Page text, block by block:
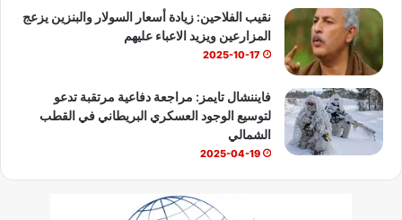
نقيب الفلاحين: زيادة أسعار السولار والبنزين يزعج
المزارعين ويزيد الاعباء عليهم
2025-10-17
فايننشال تايمز: مراجعة دفاعية مرتقبة تدعو
لتوسيع الوجود العسكري البريطاني في القطب
الشمالي
2025-04-19